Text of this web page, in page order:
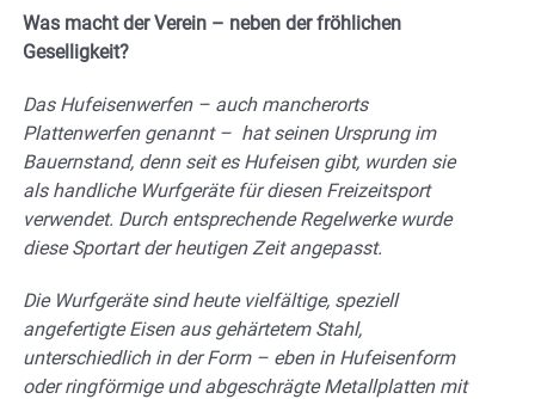
Was macht der Verein – neben der fröhlichen
Geselligkeit?
Das Hufeisenwerfen – auch mancherorts
Plattenwerfen genannt – hat seinen Ursprung im
Bauernstand, denn seit es Hufeisen gibt, wurden sie
als handliche Wurfgeräte für diesen Freizeitsport
verwendet. Durch entsprechende Regelwerke wurde
diese Sportart der heutigen Zeit angepasst.
Die Wurfgeräte sind heute vielfältige, speziell
angefertigte Eisen aus gehärtetem Stahl,
unterschiedlich in der Form – eben in Hufeisenform
oder ringförmige und abgeschrägte Metallplatten mit